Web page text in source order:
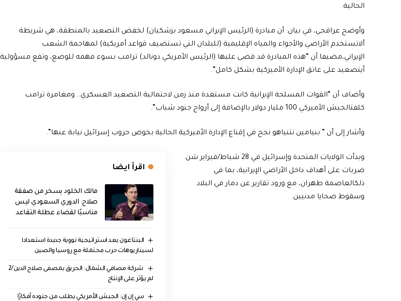
الحالية.
وأوضح عراقجي، في بيان: أن مبادرة (الرئيس الإيراني مسعود بزشكيان) لخفض التصعيد بالمنطقة، هي شريطة
ألاتستخدم الأراضي والأجواء والمياه الإقليمية (للبلدان التي تستضيف قواعد أمريكية) لمهاجمة الشعب
الإيراني،مضيفا أن “هذه المبادرة قد قضى عليها (الرئيس الأمريكي دونالد) ترامب بسوء فهمه للوضع، وتقع مسؤولية
أيتصعيد على عاتق الإدارة الأميركية بشكل كامل”.
وأضاف أن “القوات المسلحة الإيرانية كانت مستعدة منذ زمن لاحتمالية التصعيد العسكري.. ومغامرة ترامب
كلفتالجيش الأميركي 100 مليار دولار بالإضافة إلى أرواح جنود شباب”.
وأشار إلى أن ” بنيامين نتنياهو نجح في إقناع الإدارة الأميركية الحالية بخوض حروب إسرائيل نيابة عنها”.
اقرأ ايضا
مالك الخلود يسخر من صفقة
صلاح: الدوري السعودي ليس
مناسبًا لقضاء عطلة التقاعد
البنتاغون يعد استراتيجية نووية جديدة استعدادا
لسيناريوهات حرب محتملة مع روسيا والصين
‏ شركة مصافي الشمال: الحريق بمصفى صلاح الدين/2
لم يؤثر على الإنتاج
سي إن إن: الجيش الأمريكي يطلب من جنوده أفكارًا
وبدأت الولايات المتحدة وإسرائيل في 28 شباط/فبراير شن
ضربات على أهداف داخل الأراضي الإيرانية، بما في
ذلكالعاصمة طهران، مع ورود تقارير عن دمار في البلاد
وسقوط ضحايا مدنيين.